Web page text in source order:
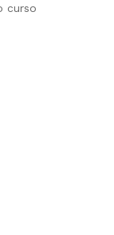
curso